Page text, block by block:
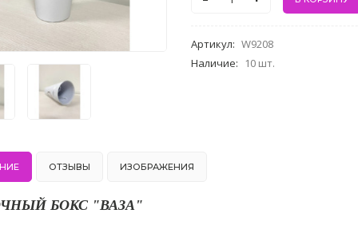
Артикул: W9208
Наличие: 10 шт.
ОТЗЫВЫ ИЗОБРАЖЕНИЯ
БОКС "ВАЗА"